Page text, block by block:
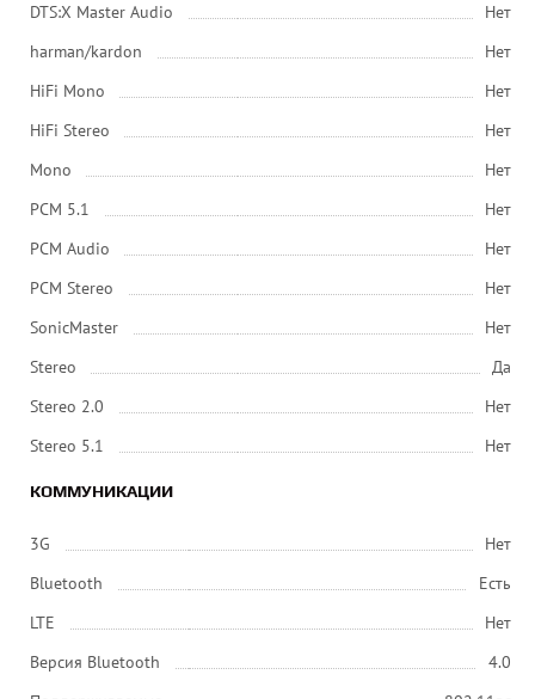
DTS:X Master Audio
Нет
harman/kardon
Нет
HiFi Mono
Нет
HiFi Stereo
Нет
Mono
Нет
PCM 5.1
Нет
PCM Audio
Нет
PCM Stereo
Нет
SonicMaster
Нет
Stereo
Да
Stereo 2.0
Нет
Stereo 5.1
Нет
КОММУНИКАЦИИ
3G
Нет
Bluetooth
Есть
LTE
Нет
Версия Bluetooth
4.0